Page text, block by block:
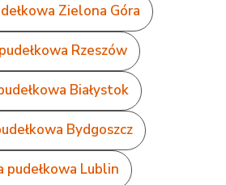
Zielona Góra
Rzeszów
Białystok
Bydgoszcz
pudełkowa Lublin